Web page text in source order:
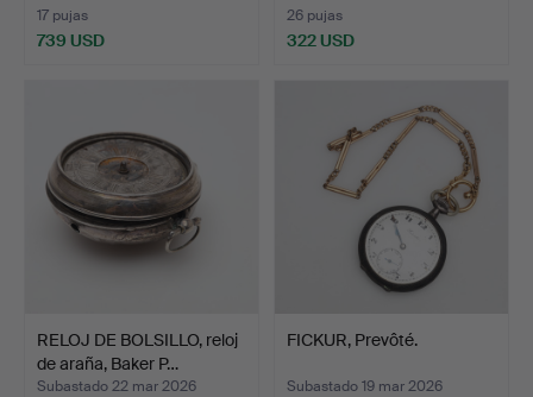
17 pujas
739 USD
26 pujas
322 USD
RELOJ DE BOLSILLO, reloj
de araña, Baker P…
Subastado 22 mar 2026
FICKUR, Prevôté.
Subastado 19 mar 2026